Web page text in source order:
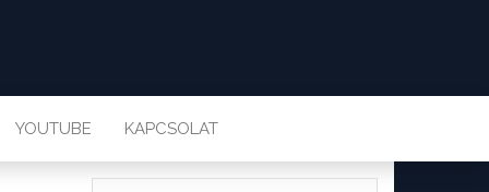
YOUTUBE KAPCSOLAT